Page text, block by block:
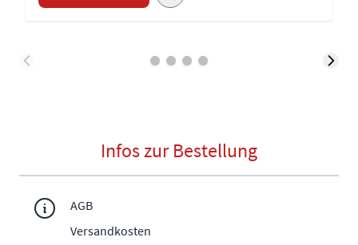
Infos zur Bestellung
AGB
Versandkosten